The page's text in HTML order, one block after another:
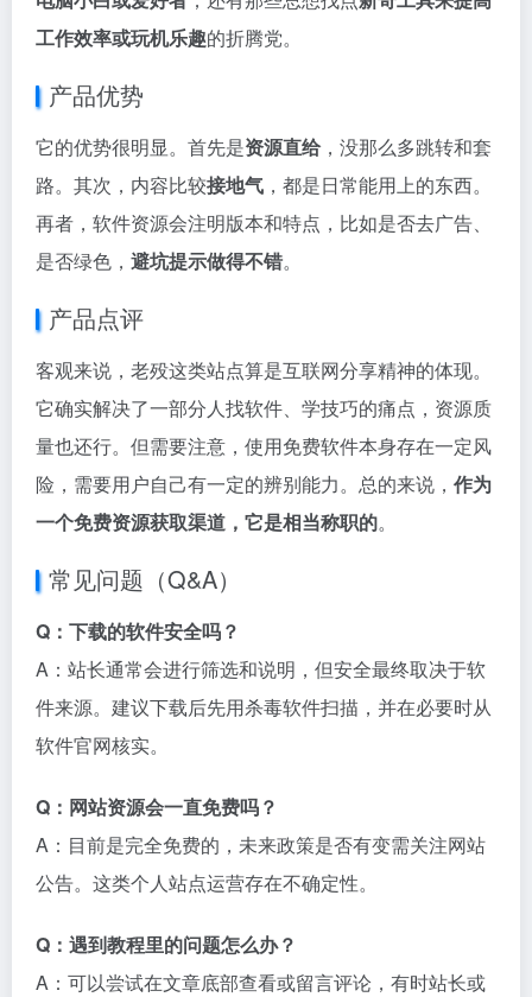
工作效率或玩机乐趣的折腾党。
产品优势
它的优势很明显。首先是资源直给，没那么多跳转和套
路。其次，内容比较接地气 ，都是日常能用上的东西。
再者，软件资源会注明版本和特点，比如是否去广告、
是否绿色， 避坑提示做得不错。
产品点评
客观来说，老殁这类站点算是互联网分享精神的体现。
它确实解决了一部分人找软件、学技巧的痛点，资源质
量也还行。但需要注意，使用免费软件本身存在一定风
险，需要用户自己有一定的辨别能力。总的来说， 作为
一个免费资源获取渠道，它是相当称职的。
常见问题（Q&A）
Q：下载的软件安全吗？
A：站长通常会进行筛选和说明，但安全最终取决于软
件来源。建议下载后先用杀毒软件扫描，并在必要时从
软件官网核实。
Q：网站资源会一直免费吗？
A：目前是完全免费的，未来政策是否有变需关注网站
公告。这类个人站点运营存在不确定性。
Q：遇到教程里的问题怎么办？
A：可以尝试在文章底部查看或留言评论，有时站长或